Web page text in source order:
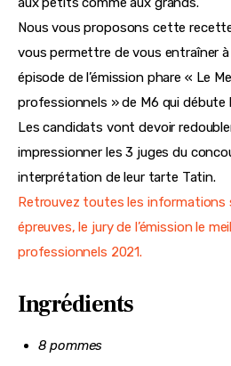
Nous vous proposons cette
vous permettre de vous entraîner à
épisode de l’émission phare « Le
professionnels » de M6 qui débute
Les candidats vont devoir
impressionner les 3 juges du
interprétation de leur tarte Tatin.
Retrouvez toutes les informations
épreuves, le jury de l’émission le
professionnels 2021.
Ingrédients
8 pommes